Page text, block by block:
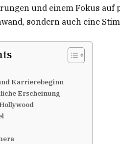
und einem Fokus auf
sondern auch eine
Karrierebeginn
Erscheinung